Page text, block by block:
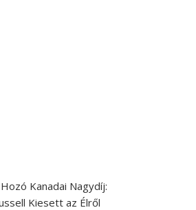
Kanadai Nagydíj:
Kiesett az Élről